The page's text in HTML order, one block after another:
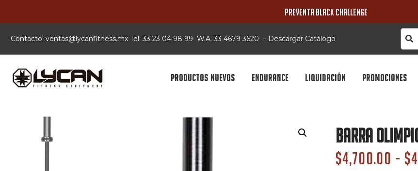
PREVENTA BLACK CHALLENGE
Contacto: xm.ssentifnacyl@satnev Tel: 33 23 04 98 99 W.A: 33 4679 3620 – Descargar Catálogo
PRODUCTOS NUEVOS ENDURANCE LIQUIDACIÓN PROMOCIONES
Barra
$4,700.00 - $